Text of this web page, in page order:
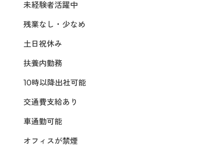
未経験者活躍中
残業なし・少なめ
土日祝休み
扶養内勤務
10時以降出社可能
交通費支給あり
車通勤可能
オフィスが禁煙